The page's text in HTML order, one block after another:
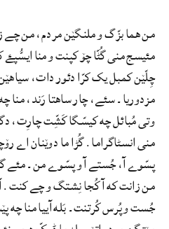
من ھما بزّگ و ملنگێن مردم، من چے
مئیسج منی گُٹّا چۆ کپنت و منا ایسُّپۓ
چِلّێن کمبل یک کرّا دئور دات،
مزدوریا۔ سئے، چار ساھتا رَند،
وتی مُبائل چه کیسّگا کَشِّت چارِت،
منی انسٹاگراما. گُڑا ما دوێنان
پسّوے آ، جُستے آ و پسّوے من۔ مئے
من زانت که آ کُجا نِشتگ و چے کنت.
جُست و پُرس کُرتنت۔ بَله آییا منا چه